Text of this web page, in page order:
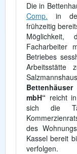
Die in
Comp. in
frühzeitig
Facharbeiter
Betriebes
Arbeitsstätte
mbH“ reicht
sich die
des
Kassel bereit
verfolgen.